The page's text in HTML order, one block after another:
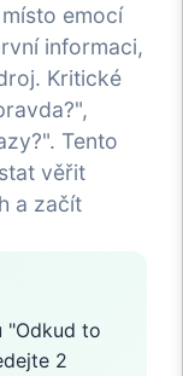
emocí
informaci,
Kritické
Tento
věřit
a začít
"Odkud to
2